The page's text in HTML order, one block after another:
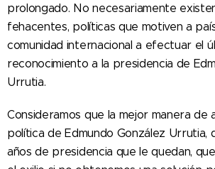
prolongado. No necesariamente
fehacentes, políticas que motiven a
comunidad internacional a efectuar el
reconocimiento a la presidencia de
Urrutia.
Consideramos que la mejor manera de
política de Edmundo González Urrutia,
años de presidencia que le quedan,